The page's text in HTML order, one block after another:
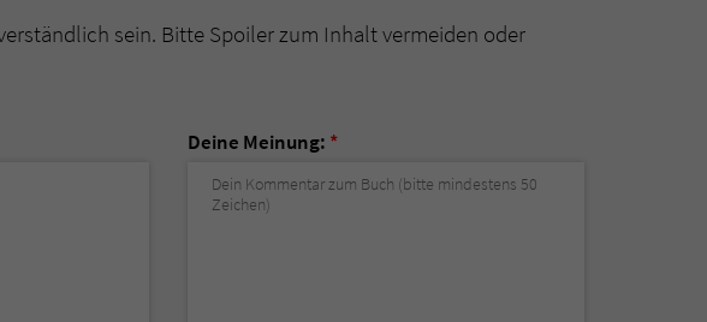
sein. Bitte Spoiler zum Inhalt vermeiden oder
Deine Meinung: *